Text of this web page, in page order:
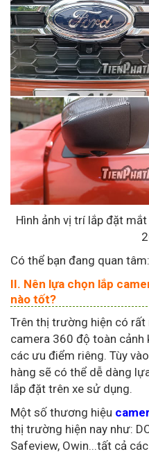
Hình ảnh vị trí lắp đặt
Có thể bạn đang quan tâm:
II. Nên lựa chọn lắp
nào tốt?
Trên thị trường hiện có
camera 360 độ toàn cảnh
các ưu điểm riêng. Tùy
hàng sẽ có thể dễ dàng
lắp đặt trên xe sử dụng.
Một số thương hiệu
thị trường hiện nay như:
Safeview, Owin...tất cả